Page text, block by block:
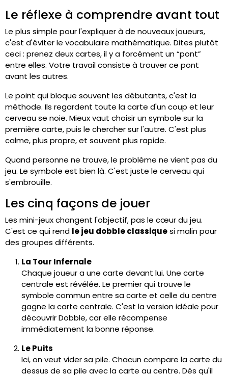
Le réflexe à comprendre avant tout
Le plus simple pour l'expliquer à de nouveaux joueurs,
c'est d'éviter le vocabulaire mathématique. Dites plutôt
ceci : prenez deux cartes, il y a forcément un “pont”
entre elles. Votre travail consiste à trouver ce pont
avant les autres.
Le point qui bloque souvent les débutants, c'est la
méthode. Ils regardent toute la carte d'un coup et leur
cerveau se noie. Mieux vaut choisir un symbole sur la
première carte, puis le chercher sur l'autre. C'est plus
calme, plus propre, et souvent plus rapide.
Quand personne ne trouve, le problème ne vient pas du
jeu. Le symbole est bien là. C'est juste le cerveau qui
s'embrouille.
Les cinq façons de jouer
Les mini-jeux changent l'objectif, pas le cœur du jeu.
C'est ce qui rend le jeu dobble classiquesi malin pour
des groupes différents.
La Tour Infernale
Chaque joueur a une carte devant lui. Une carte
centrale est révélée. Le premier qui trouve le
symbole commun entre sa carte et celle du centre
gagne la carte centrale. C'est la version idéale pour
découvrir Dobble, car elle récompense
immédiatement la bonne réponse.
Le Puits
Ici, on veut vider sa pile. Chacun compare la carte du
dessus de sa pile avec la carte au centre. Dès qu'il